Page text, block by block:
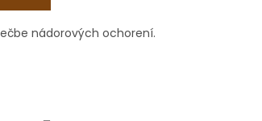
nádorových ochorení.